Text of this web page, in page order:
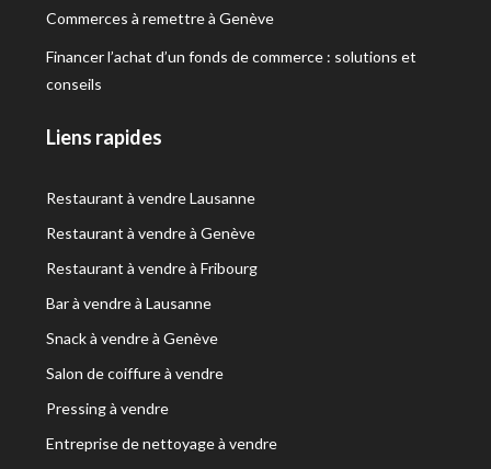
Commerces à remettre à Genève
Financer l’achat d’un fonds de commerce : solutions et
conseils
Liens rapides
Restaurant à vendre Lausanne
Restaurant à vendre à Genève
Restaurant à vendre à Fribourg
Bar à vendre à Lausanne
Snack à vendre à Genève
Salon de coiffure à vendre
Pressing à vendre
Entreprise de nettoyage à vendre